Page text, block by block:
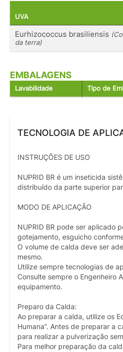
UVA
Eurhizococcus brasiliensis
da terra)
EMBALAGENS
Lavabilidade Tipo de
TECNOLOGIA DE
INSTRUÇÕES DE USO
NUPRID BR é um inseticida
distribuído da parte superior
MODO DE APLICAÇÃO
NUPRID BR pode ser aplicado
gotejamento, esguicho
O volume de calda deve ser
mesmo.
Utilize sempre tecnologias de
Consulte sempre o Engenheiro
equipamento.
Preparo da Calda:
Ao preparar a calda, utilize os
Humana”. Antes de preparar a
para realizar a pulverização
Para melhor preparação da